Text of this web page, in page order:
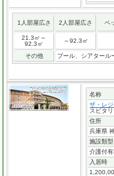
1人部屋広さ 2人部屋広さ ペ
21.3㎡～
92.3㎡
～92.3㎡
その他 プール、シアタール
名称
ザ・レ
スピタリ
住所
兵庫県
施設類型
介護付
入居時